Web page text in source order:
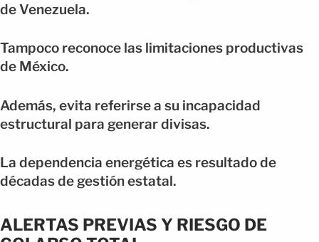
de Venezuela.
Tampoco reconoce las limitaciones productivas
de México.
Además, evita referirse a su incapacidad
estructural para generar divisas.
La dependencia energética es resultado de
décadas de gestión estatal.
ALERTAS PREVIAS Y RIESGO DE